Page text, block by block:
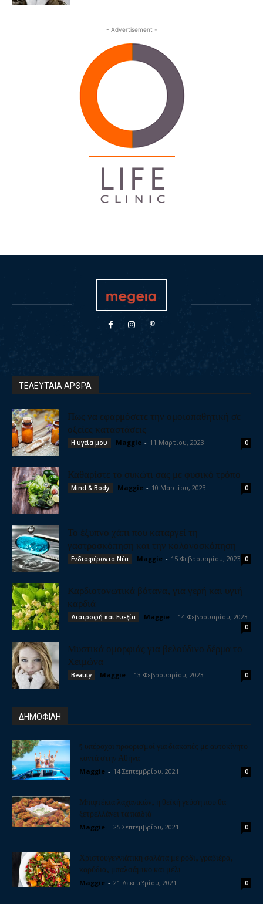
- Advertisement -
ΤΕΛΕΥΤΑΙΑ ΑΡΘΡΑ
Πως να εφαρμόσετε την ομοιοπαθητική σε
οξείες καταστάσεις
Η υγεία μου Maggie - 11 Μαρτίου, 2023 0
Καθαρίστε το συκώτι σας με φυσικό τρόπο
Mind & Body Maggie - 10 Μαρτίου, 2023 0
Το έξυπνο χάπι που καταργεί τη
γαστροσκόπηση και την κολονοσκόπηση
Ενδιαφέροντα Νέα Maggie - 15 Φεβρουαρίου, 2023 0
Καρδιοτονωτικά βότανα, για γερή και υγιή
καρδιά
Διατροφή και Ευεξία Maggie - 14 Φεβρουαρίου, 2023
0
Μυστικά ομορφιάς για βελούδινο δέρμα το
Χειμώνα
Beauty Maggie - 13 Φεβρουαρίου, 2023 0
ΔΗΜΟΦΙΛΗ
5 υπέροχοι προορισμοί για διακοπές με αυτοκίνητο
κοντά στην Αθήνα
Maggie - 14 Σεπτεμβρίου, 2021 0
Μπιφτέκια λαχανικών, η θεϊκή γεύση που θα
ξετρελλάνει τα παιδιά
Maggie - 25 Σεπτεμβρίου, 2021 0
Χριστουγεννιάτικη σαλάτα με ρόδι, γραβιέρα,
καρύδια, μπαλσάμικο και μέλι
Maggie - 21 Δεκεμβρίου, 2021 0